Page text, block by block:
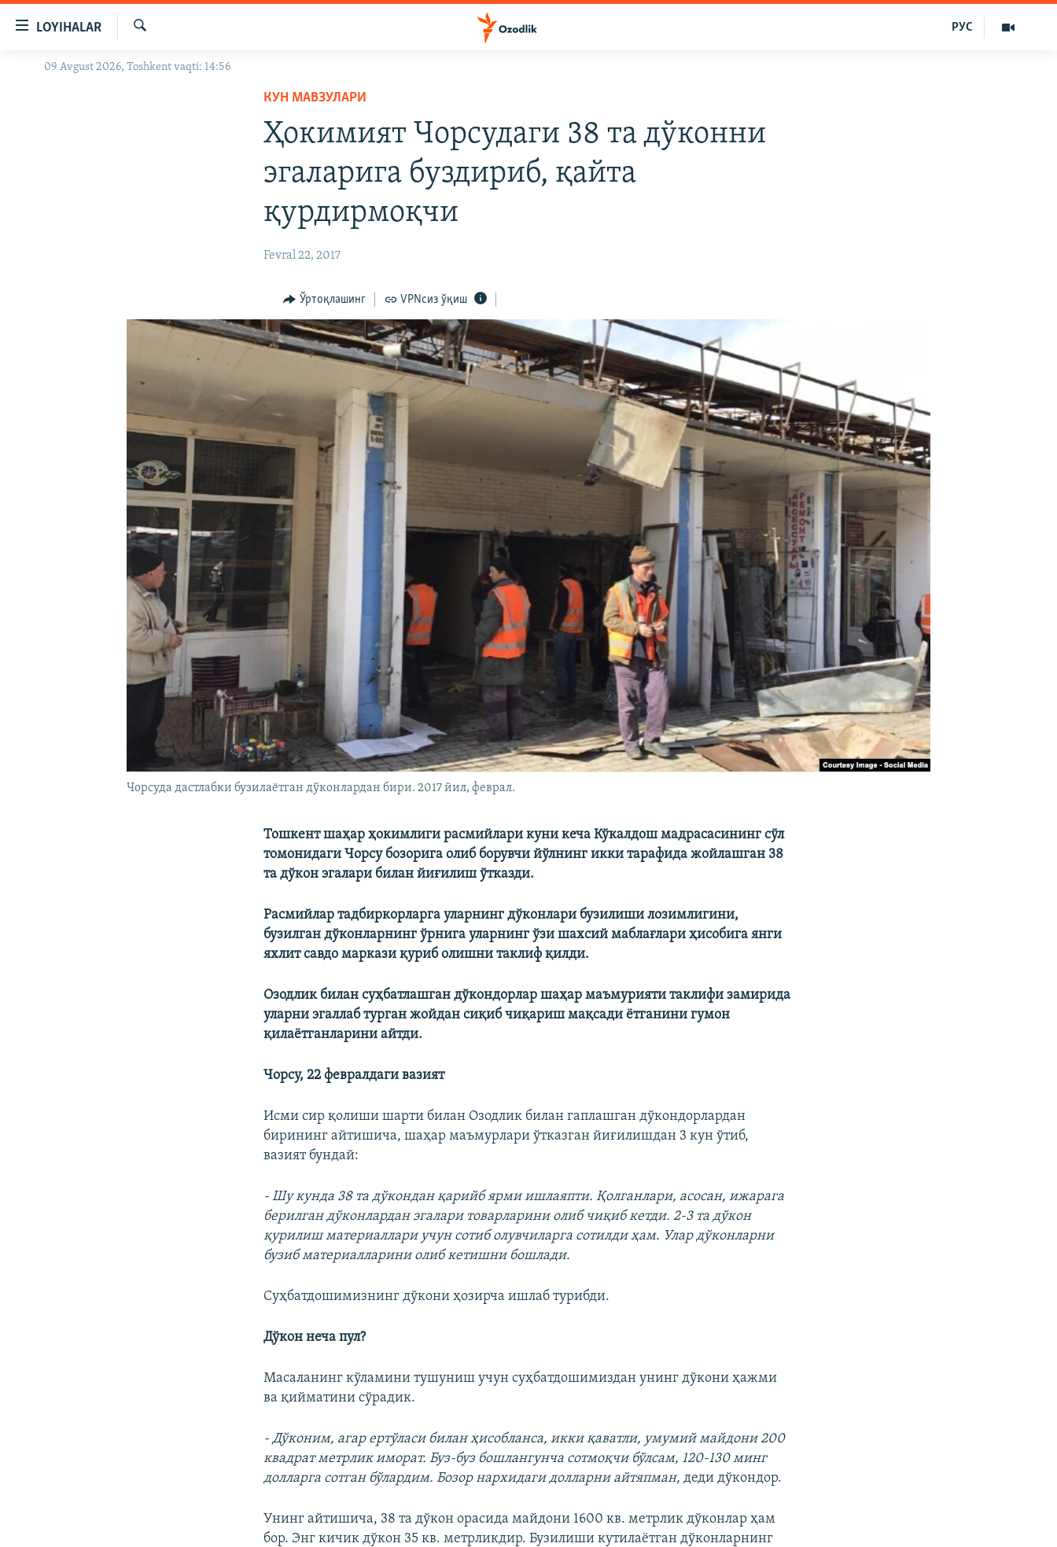
Бош
LOYIHALAR
OZODLIK SURISHTIRUVLARI
Излаш
РУС
09 Avgust 2026, Toshkent vaqti: 14:56
КУН МАВЗУЛАРИ
Ҳокимият Чорсудаги 38 та дўконни
эгаларига буздириб, қайта
қурдирмоқчи
Fevral 22, 2017
Ўртоқлашинг VPNсиз ўқиш
Чорсуда дастлабки бузилаётган дўконлардан бири. 2017 йил, феврал.
Тошкент шаҳар ҳокимлиги расмийлари куни кеча Кўкалдош мадрасасининг сўл
томонидаги Чорсу бозорига олиб борувчи йўлнинг икки тарафида жойлашган 38
та дўкон эгалари билан йиғилиш ўтказди.
Расмийлар тадбиркорларга уларнинг дўконлари бузилиши лозимлигини,
бузилган дўконларнинг ўрнига уларнинг ўзи шахсий маблағлари ҳисобига янги
яхлит савдо маркази қуриб олишни таклиф қилди.
Озодлик билан суҳбатлашган дўкондорлар шаҳар маъмурияти таклифи замирида
уларни эгаллаб турган жойдан сиқиб чиқариш мақсади ётганини гумон
қилаётганларини айтди.
Чорсу, 22 февралдаги вазият
Исми сир қолиши шарти билан Озодлик билан гаплашган дўкондорлардан
бирининг айтишича, шаҳар маъмурлари ўтказган йиғилишдан 3 кун ўтиб,
вазият бундай:
- Шу кунда 38 та дўкондан қарийб ярми ишлаяпти. Қолганлари, асосан, ижарага
берилган дўконлардан эгалари товарларини олиб чиқиб кетди. 2-3 та дўкон
қурилиш материаллари учун сотиб олувчиларга сотилди ҳам. Улар дўконларни
бузиб материалларини олиб кетишни бошлади.
Суҳбатдошимизнинг дўкони ҳозирча ишлаб турибди.
Дўкон неча пул?
Масаланинг кўламини тушуниш учун суҳбатдошимиздан унинг дўкони ҳажми
ва қийматини сўрадик.
- Дўконим, агар ертўласи билан ҳисобланса, икки қаватли, умумий майдони 200
квадрат метрлик иморат. Буз-буз бошлангунча сотмоқчи бўлсам, 120-130 минг
долларга сотган бўлардим. Бозор нархидаги долларни айтяпман,деди дўкондор.
Унинг айтишича, 38 та дўкон орасида майдони 1600 кв. метрлик дўконлар ҳам
бор. Энг кичик дўкон 35 кв. метрликдир. Бузилиши кутилаётган дўконларнинг